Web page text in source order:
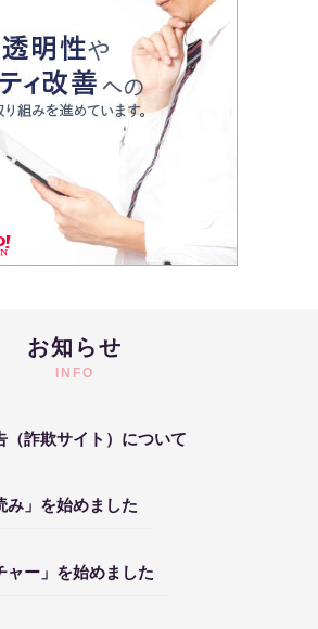
お知らせ
INFO
（詐欺サイト）について
み」を始めました
ャー」を始めました